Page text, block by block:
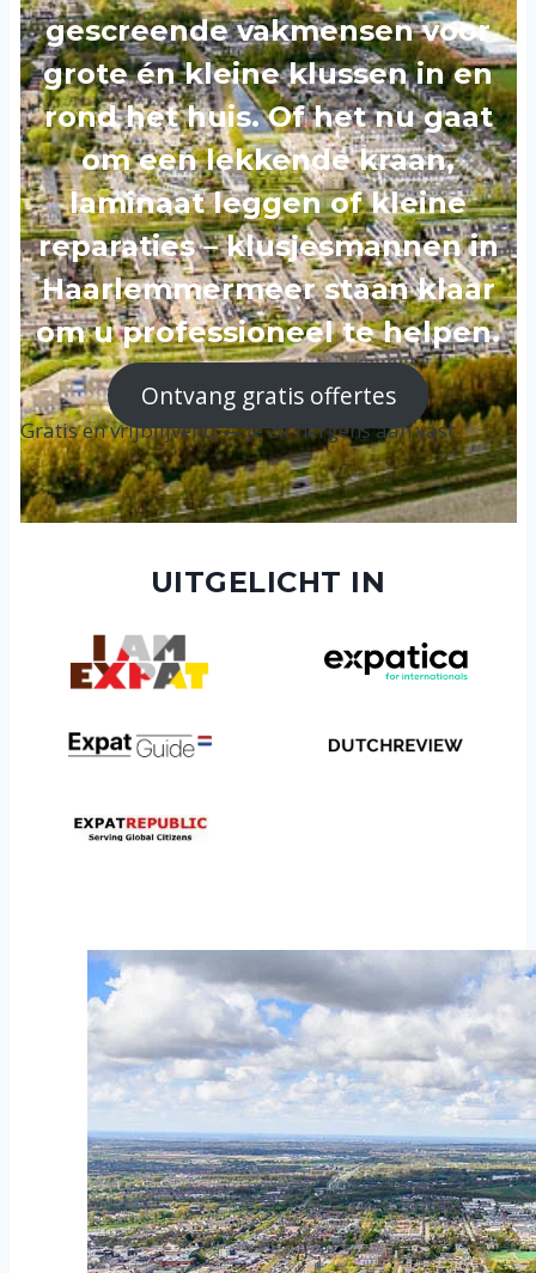
gescreende vakmensen voor
grote én kleine klussen in en
rond het huis. Of het nu gaat
om een lekkende kraan,
laminaat leggen of kleine
reparaties – klusjesmannen in
Haarlemmermeer staan klaar
om u professioneel te helpen.
Ontvang gratis offertes
Gratis en vrijblijvend — je zit nergens aan vast
UITGELICHT IN